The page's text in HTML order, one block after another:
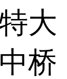
大
桥